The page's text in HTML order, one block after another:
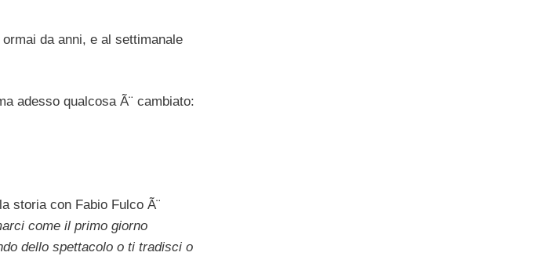
da anni, e al settimanale
adesso qualcosa Ã¨ cambiato:
storia con Fabio Fulco Ã¨
come il primo giorno
dello spettacolo o ti tradisci o